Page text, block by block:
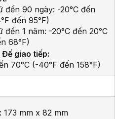
đến 90 ngày: -20°C đến
đến 95°F)
đến 1 năm: -20°C đến 20°C
68°F)
Đế giao tiếp:
70°C (-40°F đến 158°F)
173 mm x 82 mm